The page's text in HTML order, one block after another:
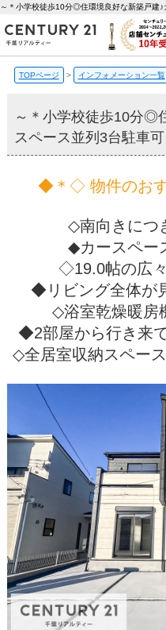
TOPページ > インフォメーション一覧
～＊小学校徒歩10分◎
スペース並列3台駐車
◆＊◇ 物件のお
◇南向きにつ
◆カースペー
◇19.0帖の広
◆リビング全体が
◇浴室乾燥暖房
◆2部屋から行き来
◇全居室収納スペー